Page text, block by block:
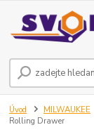
Úvod MILWAUKEE
Rolling Drawer